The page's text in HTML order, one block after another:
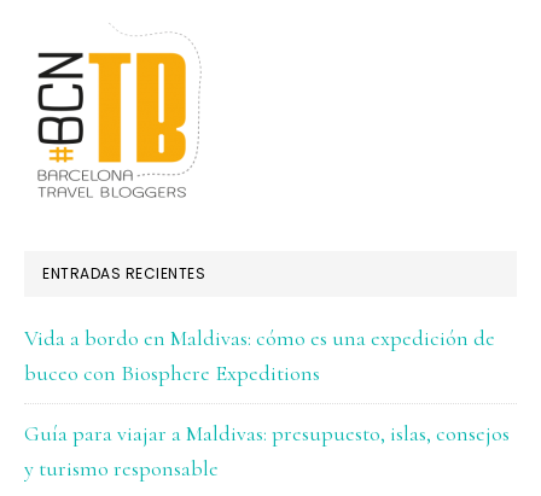
ENTRADAS RECIENTES
Vida a bordo en Maldivas: cómo es una expedición de
buceo con Biosphere Expeditions
Guía para viajar a Maldivas: presupuesto, islas, consejos
y turismo responsable